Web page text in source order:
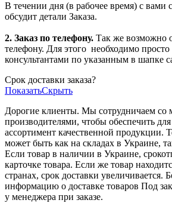
В течении дня (в рабочее время) с вами
обсудит детали Заказа.
2. Заказ по телефону. Так же возможно
телефону. Для этого необходимо
консультантами по указанным в шапке
Срок доставки заказа?
ПоказатьСкрыть
Дорогие клиенты. Мы сотрудничаем со
производителями, чтобы обеспечить
ассортимент качественной продукции.
может быть как на складах в Украине,
Если товар в наличии в Украине,
карточке товара. Если же товар
странах, срок доставки увеличивается.
информацию о доставке товаров Под
у менеджера при заказе.